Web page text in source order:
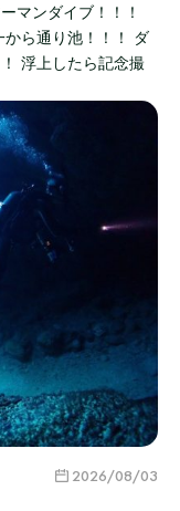
マンダイブ！！！
ら通り池！！！ ダ
浮上したら記念撮
2026/08/03